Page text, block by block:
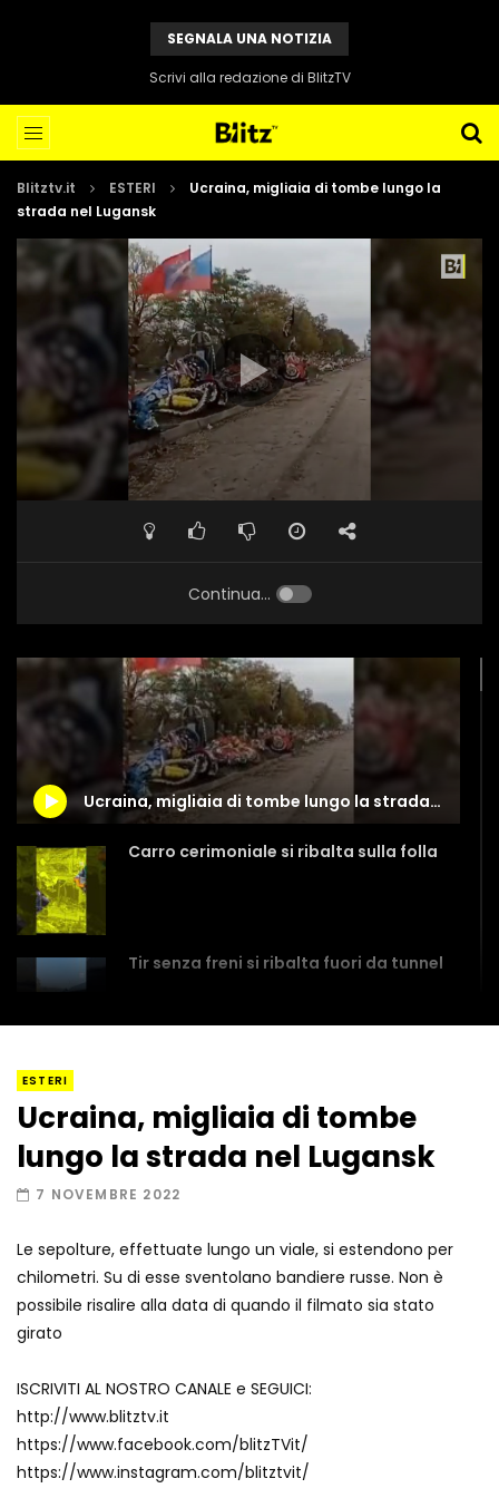
SEGNALA UNA NOTIZIA
Scrivi alla redazione di BlitzTV
Blitztv.it ESTERI
Ucraina, migliaia di tombe lungo la
strada nel Lugansk
Continua...
Ucraina, migliaia di tombe lungo la strada nel Lugansk
Carro cerimoniale si ribalta sulla folla
Tir senza freni si ribalta fuori da tunnel
Amiocuggino fa saltare in aria il drone
Record di baci in 30 secondi
Due navi USA si scontrano in mare
ESTERI
Ucraina, migliaia di tombe
lungo la strada nel Lugansk
7 NOVEMBRE 2022
Le sepolture, effettuate lungo un viale, si estendono per
chilometri. Su di esse sventolano bandiere russe. Non è
possibile risalire alla data di quando il filmato sia stato
girato
ISCRIVITI AL NOSTRO CANALE e SEGUICI:
http://www.blitztv.it
https://www.facebook.com/blitzTVit/
https://www.instagram.com/blitztvit/